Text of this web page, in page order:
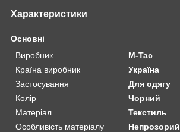
Характеристики
Основні
Виробник
M-Tac
Країна виробник
Україна
Застосування
Для одягу
Колір
Чорний
Матеріал
Текстиль
Особливість матеріалу
Непрозорий